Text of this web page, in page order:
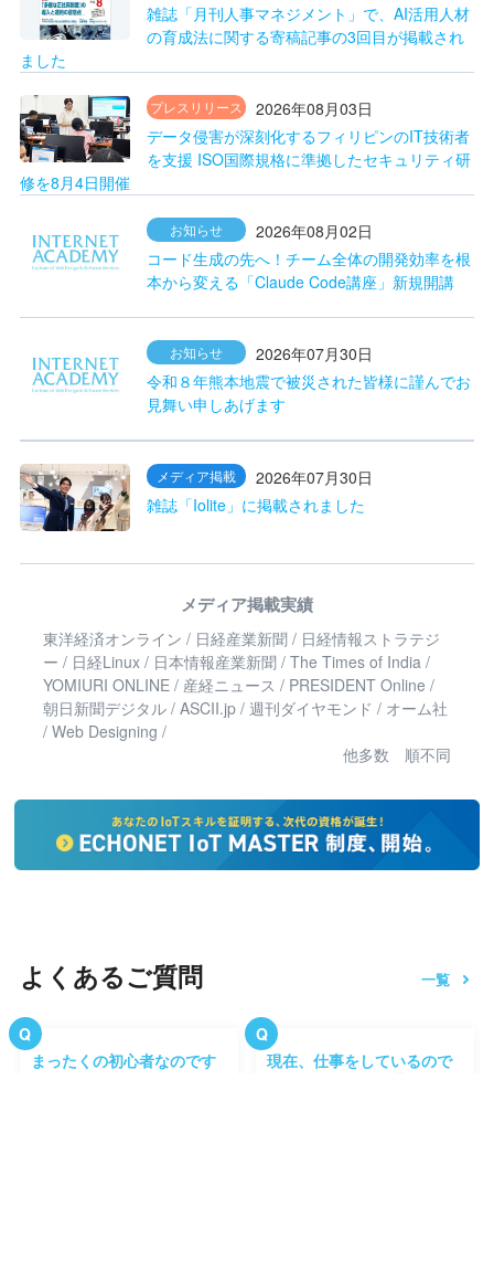
雑誌「月刊人事マネジメント」で、AI活用人材
の育成法に関する寄稿記事の3回目が掲載され
ました
プレスリリース
2026年08月03日
データ侵害が深刻化するフィリピンのIT技術者
を支援 ISO国際規格に準拠したセキュリティ研
修を8月4日開催
お知らせ
2026年08月02日
コード生成の先へ！チーム全体の開発効率を根
本から変える「Claude Code講座」新規開講
お知らせ
2026年07月30日
令和８年熊本地震で被災された皆様に謹んでお
見舞い申しあげます
メディア掲載
2026年07月30日
雑誌「Iolite」に掲載されました
メディア掲載実績
東洋経済オンライン / 日経産業新聞 / 日経情報ストラテジ
ー / 日経Linux / 日本情報産業新聞 / The Times of India /
YOMIURI ONLINE / 産経ニュース / PRESIDENT Online /
朝日新聞デジタル / ASCII.jp / 週刊ダイヤモンド / オーム社
/ Web Designing /
他多数 順不同
よくあるご質問 一覧
まったくの初心者なのです
現在、仕事をしているので